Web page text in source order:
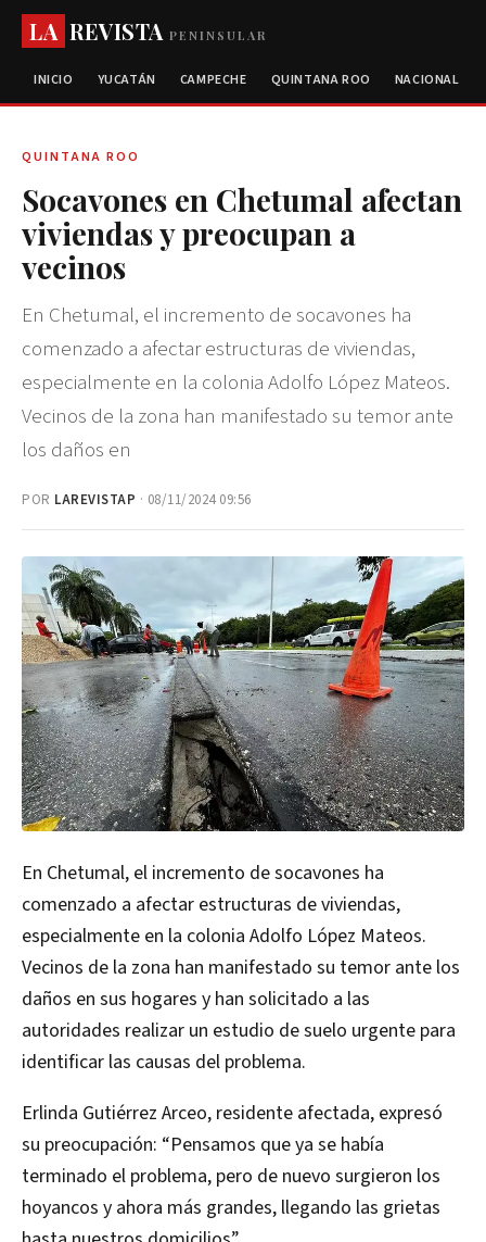
LA REVISTAPENINSULAR
INICIO YUCATÁN CAMPECHE QUINTANA ROO NACIONAL
QUINTANA ROO
Socavones en Chetumal afectan
viviendas y preocupan a
vecinos
En Chetumal, el incremento de socavones ha
comenzado a afectar estructuras de viviendas,
especialmente en la colonia Adolfo López Mateos.
Vecinos de la zona han manifestado su temor ante
los daños en
POR LAREVISTAP · 08/11/2024 09:56
En Chetumal, el incremento de socavones ha
comenzado a afectar estructuras de viviendas,
especialmente en la colonia Adolfo López Mateos.
Vecinos de la zona han manifestado su temor ante los
daños en sus hogares y han solicitado a las
autoridades realizar un estudio de suelo urgente para
identificar las causas del problema.
Erlinda Gutiérrez Arceo, residente afectada, expresó
su preocupación: “Pensamos que ya se había
terminado el problema, pero de nuevo surgieron los
hoyancos y ahora más grandes, llegando las grietas